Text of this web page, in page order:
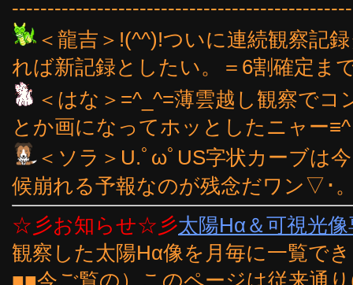
＜龍吉＞!(^^)!ついに連続観察記
れば新記録としたい。＝6割確定ま
＜はな＞=^_^=薄雲越し観察で
とか画になってホッとしたニャー
＜ソラ＞U.ﾟωﾟUS字状カーブは
候崩れる予報なのが残念だワン▽･
☆彡お知らせ☆彡太陽Hα＆可視光
観察した太陽Hα像を月毎に一覧で
■■今ご覧の）このページは従来通